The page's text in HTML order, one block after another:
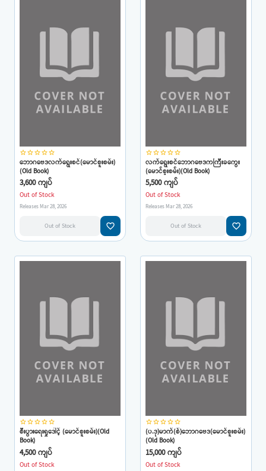
star_borderstar_borderstar_borderstar_borderstar_border
ဘောဂဗေဒလက်ရွေးစင်(မောင်စူးစမ်း)
(Old Book)
3,600 ကျပ်
Out of Stock
Releases Mar 28, 2026
Out of Stock favorite_border
star_borderstar_borderstar_borderstar_borderstar_border
လက်ရွေးစင်ဘောဂဗေဒကကြီးခကွေး
(မောင်စူးစမ်း)(Old Book)
5,500 ကျပ်
Out of Stock
Releases Mar 28, 2026
Out of Stock favorite_border
star_borderstar_borderstar_borderstar_borderstar_border
စီးပွားရေးရှုဒေါင့် (မောင်စူးစမ်း)(Old
Book)
4,500 ကျပ်
Out of Stock
star_borderstar_borderstar_borderstar_borderstar_border
(ပ.ဒု)မာက်(စ်)ဘောဂဗေဒ(မောင်စူးစမ်း)
(Old Book)
15,000 ကျပ်
Out of Stock